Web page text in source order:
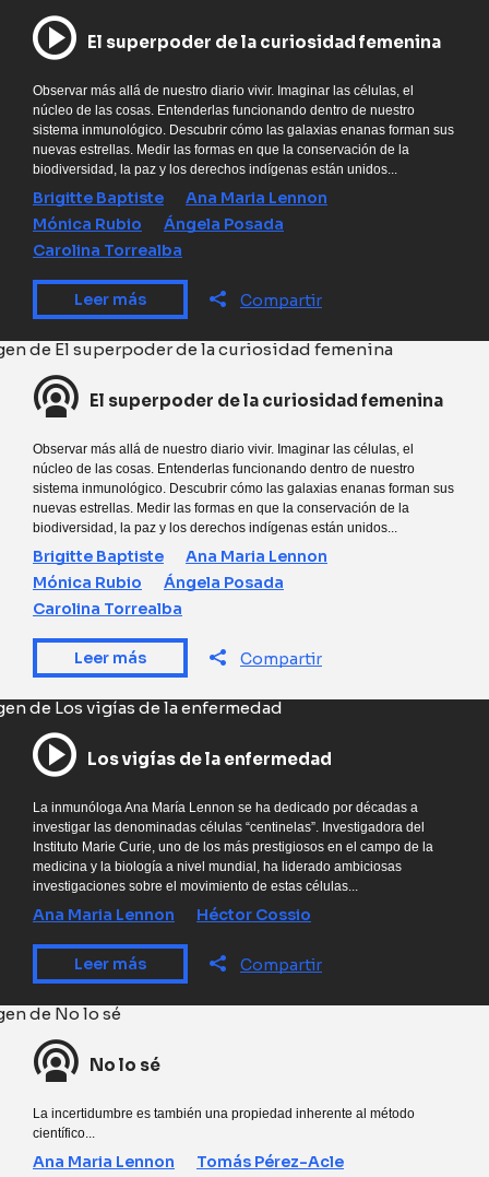
El superpoder de la curiosidad femenina
Observar más allá de nuestro diario vivir. Imaginar las células, el
núcleo de las cosas. Entenderlas funcionando dentro de nuestro
sistema inmunológico. Descubrir cómo las galaxias enanas forman sus
nuevas estrellas. Medir las formas en que la conservación de la
biodiversidad, la paz y los derechos indígenas están unidos...
Brigitte Baptiste
Ana Maria Lennon
Mónica Rubio
Ángela Posada
Carolina Torrealba
Leer más Compartir
El superpoder de la curiosidad femenina
Observar más allá de nuestro diario vivir. Imaginar las células, el
núcleo de las cosas. Entenderlas funcionando dentro de nuestro
sistema inmunológico. Descubrir cómo las galaxias enanas forman sus
nuevas estrellas. Medir las formas en que la conservación de la
biodiversidad, la paz y los derechos indígenas están unidos...
Brigitte Baptiste
Ana Maria Lennon
Mónica Rubio
Ángela Posada
Carolina Torrealba
Leer más Compartir
Los vigías de la enfermedad
La inmunóloga Ana María Lennon se ha dedicado por décadas a
investigar las denominadas células “centinelas”. Investigadora del
Instituto Marie Curie, uno de los más prestigiosos en el campo de la
medicina y la biología a nivel mundial, ha liderado ambiciosas
investigaciones sobre el movimiento de estas células...
Ana Maria Lennon Héctor Cossio
Leer más Compartir
No lo sé
La incertidumbre es también una propiedad inherente al método
científico...
Ana Maria Lennon
Tomás Pérez-Acle